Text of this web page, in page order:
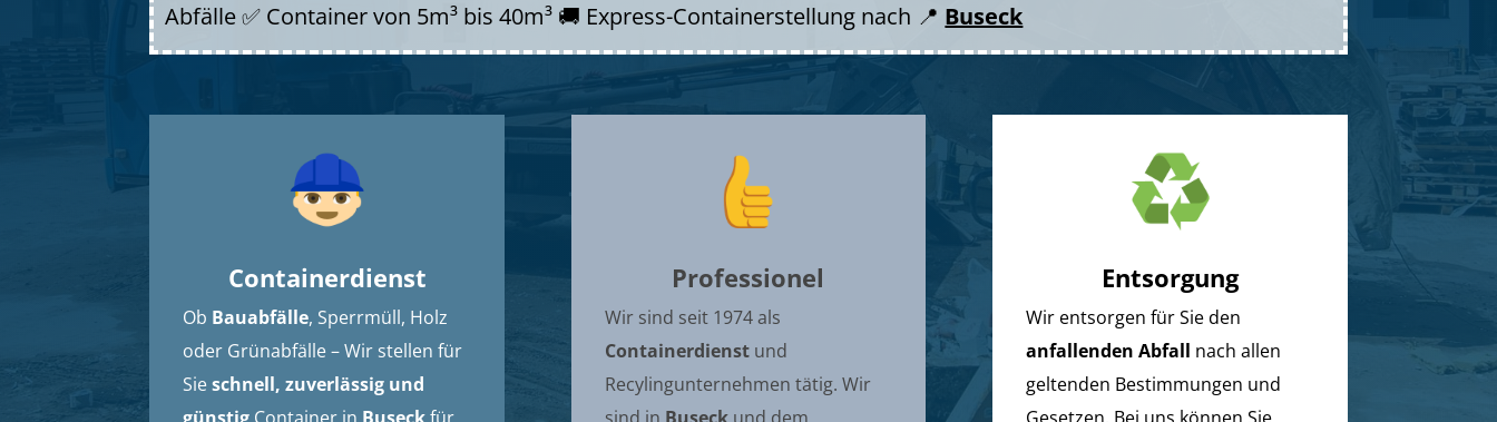
Abfälle ✅ Container von 5m³ bis 40m³ 🚚 Express-Containerstellung nach 📍 Buseck
Containerdienst
Ob Bauabfälle, Sperrmüll, Holz
oder Grünabfälle – Wir stellen für
Sieschnell, zuverlässig und
Professionel
Wir sind seit 1974 als
Containerdienstund
Recylingunternehmen tätig. Wir
Entsorgung
Wir entsorgen für Sie den
anfallenden Abfall nach allen
geltenden Bestimmungen und